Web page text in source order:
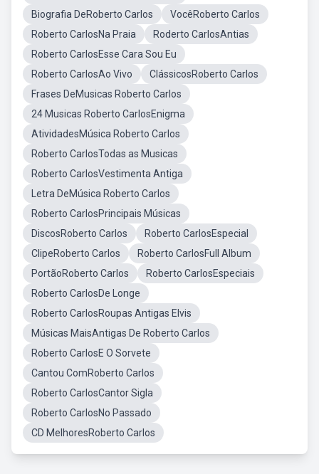
Biografia DeRoberto Carlos
VocêRoberto Carlos
Roberto CarlosNa Praia
Roderto CarlosAntias
Roberto CarlosEsse Cara Sou Eu
Roberto CarlosAo Vivo
ClássicosRoberto Carlos
Frases DeMusicas Roberto Carlos
24 Musicas Roberto CarlosEnigma
AtividadesMúsica Roberto Carlos
Roberto CarlosTodas as Musicas
Roberto CarlosVestimenta Antiga
Letra DeMúsica Roberto Carlos
Roberto CarlosPrincipais Músicas
DiscosRoberto Carlos
Roberto CarlosEspecial
ClipeRoberto Carlos
Roberto CarlosFull Album
PortãoRoberto Carlos
Roberto CarlosEspeciais
Roberto CarlosDe Longe
Roberto CarlosRoupas Antigas Elvis
Músicas MaisAntigas De Roberto Carlos
Roberto CarlosE O Sorvete
Cantou ComRoberto Carlos
Roberto CarlosCantor Sigla
Roberto CarlosNo Passado
CD MelhoresRoberto Carlos